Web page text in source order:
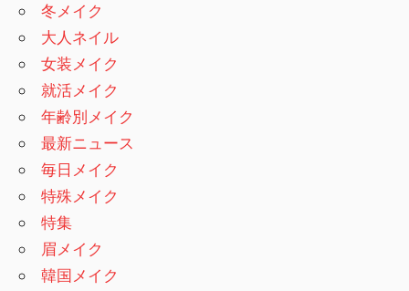
冬メイク
大人ネイル
女装メイク
就活メイク
年齢別メイク
最新ニュース
毎日メイク
特殊メイク
特集
眉メイク
韓国メイク